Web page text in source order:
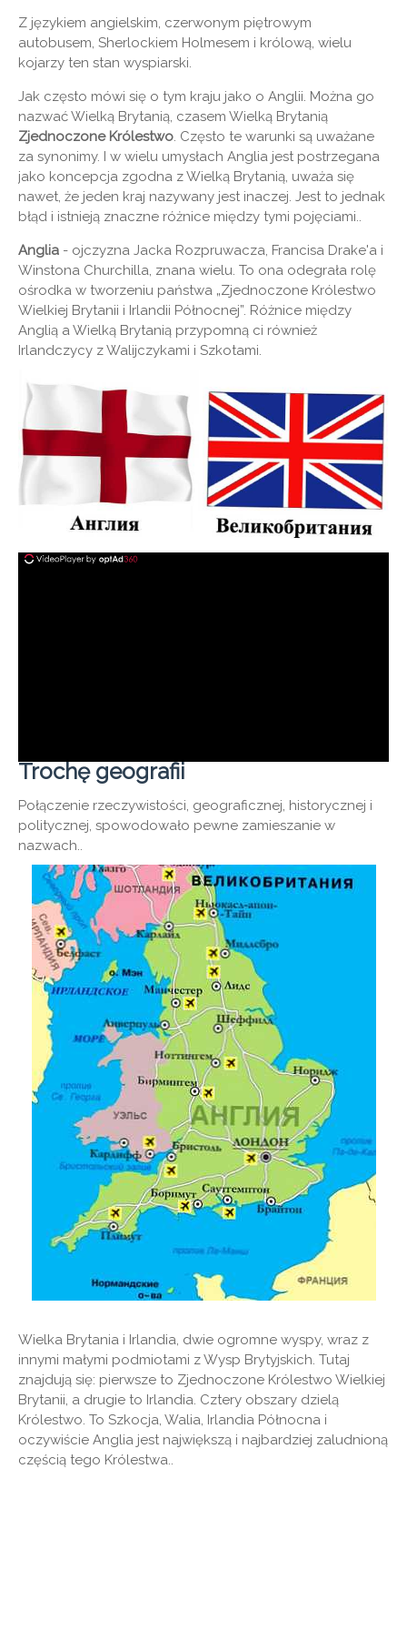
Z językiem angielskim, czerwonym piętrowym
autobusem, Sherlockiem Holmesem i królową, wielu
kojarzy ten stan wyspiarski.
Jak często mówi się o tym kraju jako o Anglii. Można go
nazwać Wielką Brytanią, czasem Wielką Brytanią
Zjednoczone Królestwo. Często te warunki są uważane
za synonimy. I w wielu umysłach Anglia jest postrzegana
jako koncepcja zgodna z Wielką Brytanią, uważa się
nawet, że jeden kraj nazywany jest inaczej. Jest to jednak
błąd i istnieją znaczne różnice między tymi pojęciami..
Anglia - ojczyzna Jacka Rozpruwacza, Francisa Drake'a i
Winstona Churchilla, znana wielu. To ona odegrała rolę
ośrodka w tworzeniu państwa „Zjednoczone Królestwo
Wielkiej Brytanii i Irlandii Północnej”. Różnice między
Anglią a Wielką Brytanią przypomną ci również
Irlandczycy z Walijczykami i Szkotami.
Trochę geografii
Połączenie rzeczywistości, geograficznej, historycznej i
politycznej, spowodowało pewne zamieszanie w
nazwach..
Wielka Brytania i Irlandia, dwie ogromne wyspy, wraz z
innymi małymi podmiotami z Wysp Brytyjskich. Tutaj
znajdują się: pierwsze to Zjednoczone Królestwo Wielkiej
Brytanii, a drugie to Irlandia. Cztery obszary dzielą
Królestwo. To Szkocja, Walia, Irlandia Północna i
oczywiście Anglia jest największą i najbardziej zaludnioną
częścią tego Królestwa..